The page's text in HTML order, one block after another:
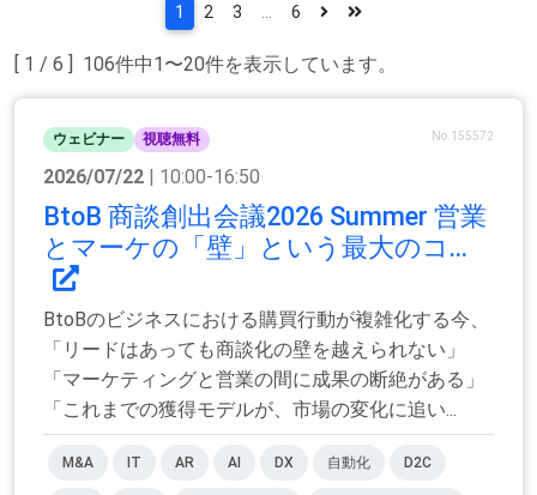
[ 1 / 6 ] 106件中1〜20件を表示しています。
1 2 3 6
ウェビナー 視聴無料 No.155572
2026/07/22 | 10:00-16:50
BtoB 商談創出会議2026 Summer 営業
とマーケの「壁」という最大のコ...
BtoBのビジネスにおける購買行動が複雑化する今、
「リードはあっても商談化の壁を越えられない」
「マーケティングと営業の間に成果の断絶がある」
「これまでの獲得モデルが、市場の変化に追い...
M&A IT AR AI DX 自動化 D2C